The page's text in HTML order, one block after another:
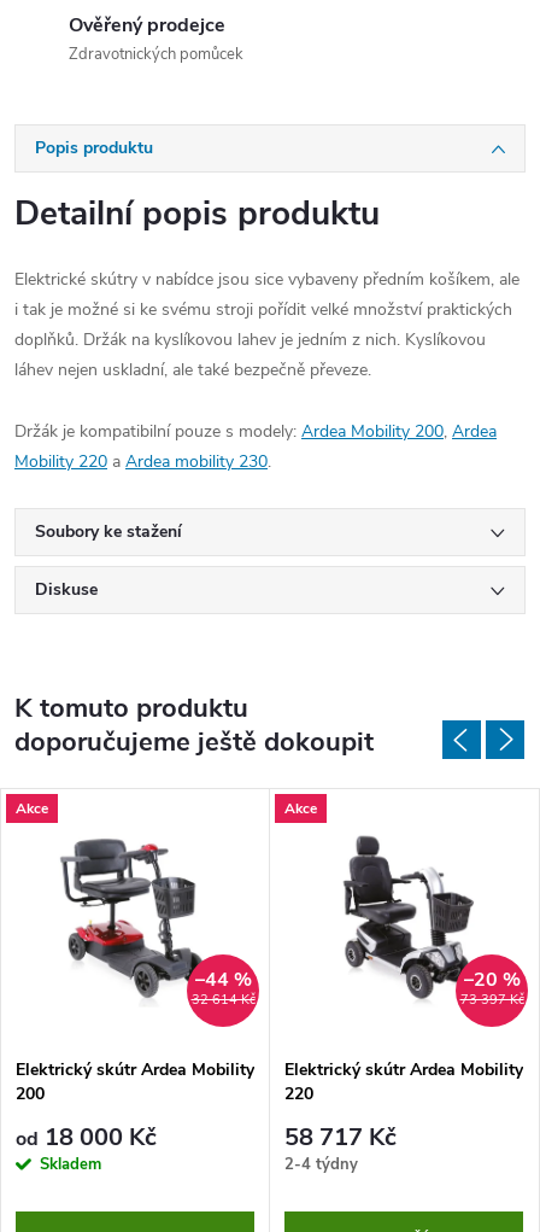
Ověřený prodejce
Zdravotnických pomůcek
Popis produktu
Detailní popis produktu
Elektrické skútry v nabídce jsou sice vybaveny předním košíkem, ale
i tak je možné si ke svému stroji pořídit velké množství praktických
doplňků. Držák na kyslíkovou lahev je jedním z nich. Kyslíkovou
láhev nejen uskladní, ale také bezpečně převeze.
Držák je kompatibilní pouze s modely: Ardea Mobility 200, Ardea
Mobility 220 a Ardea mobility 230.
Soubory ke stažení
Diskuse
K tomuto produktu
doporučujeme ještě dokoupit
Akce
32 614 Kč
–44 %
Elektrický skútr Ardea Mobility
200
od 18 000 Kč
Skladem
Akce
73 397 Kč
–20 %
Elektrický skútr Ardea Mobility
220
58 717 Kč
2-4 týdny